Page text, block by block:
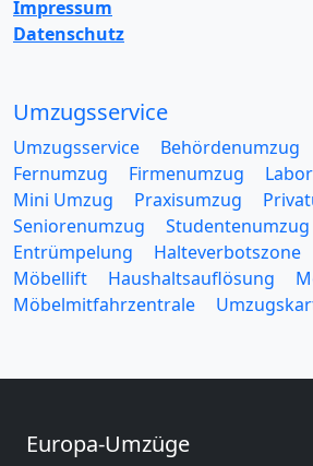
Impressum
Datenschutz
Umzugsservice
Umzugsservice Behördenumzug
Fernumzug
Firmenumzug
Mini Umzug
Praxisumzug
Seniorenumzug
Studentenumzug
Entrümpelung
Halteverbotszone
Möbellift
Haushaltsauflösung
Möbelmitfahrzentrale
Europa-Umzüge